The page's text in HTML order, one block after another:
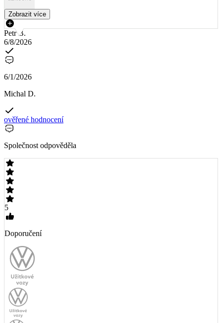
Zobrazit více
Petr B.
6/8/2026
6/1/2026
Michal D.
ověřené hodnocení
Společnost odpověděla
5
Doporučení